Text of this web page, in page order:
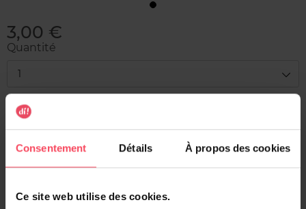
Consentement Détails À propos des cookies
Ce site web utilise des cookies.
3,00 €
Quantité
1
Livraison
Cet article n'est plus disponible pour le moment
Être prévenu de la disponibilité
Livraison gratuite à l'achat de min. 35€